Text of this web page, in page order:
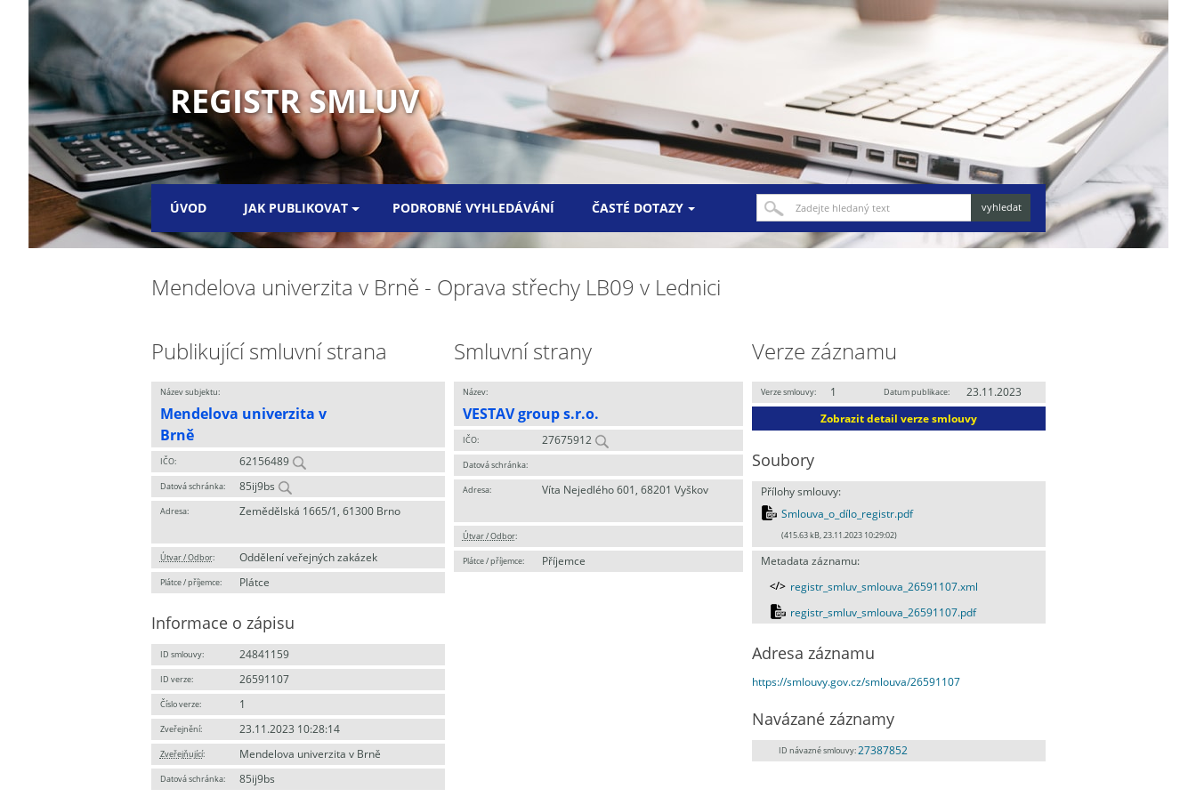
REGISTR SMLUV
ÚVOD JAK PUBLIKOVAT PODROBNÉ VYHLEDÁVÁNÍ ČASTÉ DOTAZY
Mendelova univerzita v Brně - Oprava střechy LB09 v Lednici
Publikující smluvní strana
Název subjektu:
Mendelova univerzita v
Brně
IČO: 62156489
Datová schránka: 85ij9bs
Adresa: Zemědělská 1665/1, 61300 Brno
Útvar / Odbor: Oddělení veřejných zakázek
Plátce / příjemce: Plátce
Informace o zápisu
ID smlouvy: 24841159
ID verze: 26591107
Číslo verze: 1
Zveřejnění: 23.11.2023 10:28:14
Zveřejňující: Mendelova univerzita v Brně
Datová schránka: 85ij9bs
Smluvní strany
Název:
VESTAV group s.r.o.
IČO: 27675912
Datová schránka:
Adresa: Víta Nejedlého 601, 68201 Vyškov
Útvar / Odbor:
Plátce / příjemce: Příjemce
Verze záznamu
Verze smlouvy: 1 Datum publikace:
23.11.2023
Zobrazit detail verze smlouvy
Soubory
Přílohy smlouvy:
Smlouva_o_dílo_registr.pdf
(415.63 kB, 23.11.2023 10:29:02)
Metadata záznamu:
registr_smluv_smlouva_26591107.xml
registr_smluv_smlouva_26591107.pdf
Adresa záznamu
https://smlouvy.gov.cz/smlouva/26591107
Navázané záznamy
ID návazné smlouvy:27387852